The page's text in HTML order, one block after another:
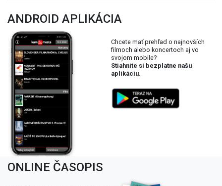
ANDROID APLIKÁCIA
Chcete mať prehľad o najnovších
filmoch alebo koncertoch aj vo
svojom mobile?
Stiahnite si bezplatne našu
aplikáciu.
ONLINE ČASOPIS